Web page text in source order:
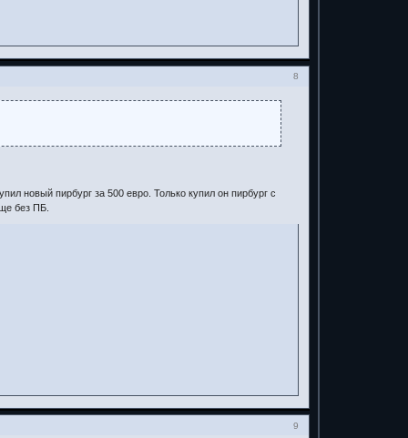
8
новый пирбург за 500 евро. Только купил он пирбург с
без ПБ.
9